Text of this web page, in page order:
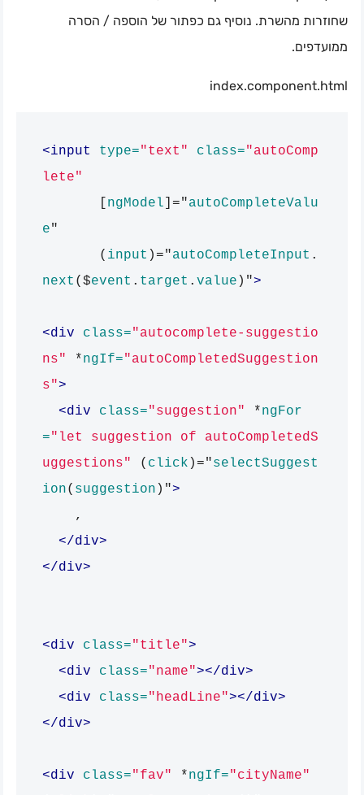
שחוזרות מהשרת. נוסיף גם כפתור של הוספה / הסרה
ממועדפים.
index.component.html
<input type="text" class="autoComp
lete"
ngModel ]="autoCompleteValu
e"
( input )="autoCompleteInput .
next ($event . target . value )">
<div class="autocomplete-suggestio
ns"
*ngIf="autoCompletedSuggestion
s">
<div
class="suggestion" *ngFor
="let suggestion of autoCompletedS
uggestions"
( click )="selectSuggest
ion( suggestion )">
</div>
</div>
<div class="title">
<div
class="name"></div>
<div
class="headLine"></div>
</div>
<div class="fav" *ngIf="cityName"